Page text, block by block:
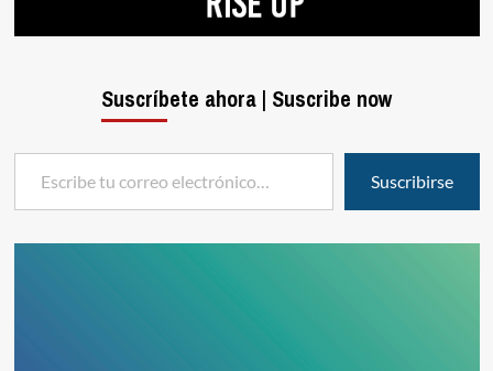
Suscríbete ahora | Suscribe now
Escribe tu correo electrónico…
Suscribirse